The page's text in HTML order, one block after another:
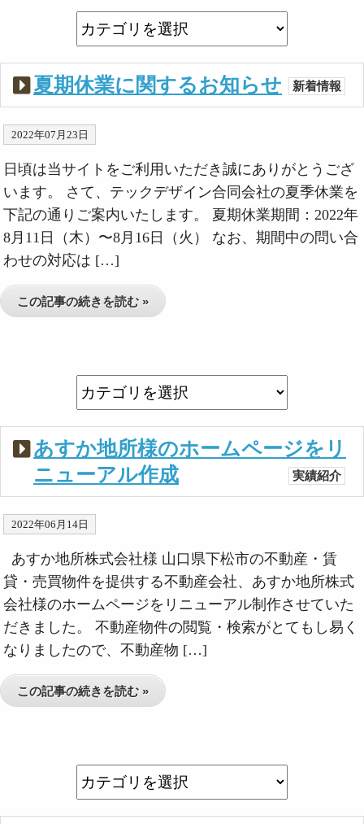
夏期休業に関するお知らせ 新着情報
2022年07月23日
日頃は当サイトをご利用いただき誠にありがとうござ
います。 さて、テックデザイン合同会社の夏季休業を
下記の通りご案内いたします。 夏期休業期間：2022年
8月11日（木）〜8月16日（火） なお、期間中の問い合
わせの対応は […]
この記事の続きを読む »
あすか地所様のホームページをリ
ニューアル作成
実績紹介
2022年06月14日
あすか地所株式会社様 山口県下松市の不動産・賃
貸・売買物件を提供する不動産会社、あすか地所株式
会社様のホームページをリニューアル制作させていた
だきました。 不動産物件の閲覧・検索がとてもし易く
なりましたので、不動産物 […]
この記事の続きを読む »